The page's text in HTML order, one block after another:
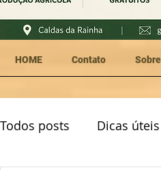
HOME Contato
Todos posts Dicas úteis